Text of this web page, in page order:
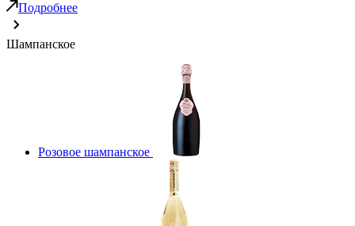
Подробнее
Шампанское
Розовое шампанское